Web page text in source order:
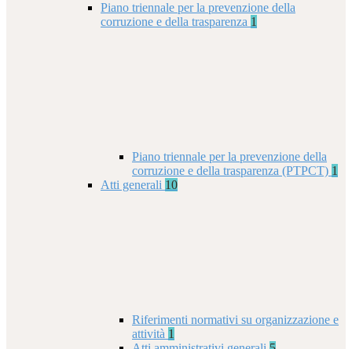
Piano triennale per la prevenzione della
corruzione e della trasparenza 1
Piano triennale per la prevenzione della
corruzione e della trasparenza (PTPCT) 1
Atti generali 10
Riferimenti normativi su organizzazione e
attività 1